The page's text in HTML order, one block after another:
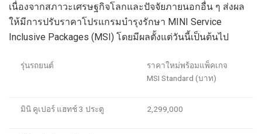
เนื่องจากสภาวะเศรษฐกิจโลกและปัจจัยภายนอกอื่น ๆ ส่งผล
ให้มีการปรับราคาโปรแกรมบำรุงรักษา MINI Service
Inclusive Packages (MSI) โดยมีผลตั้งแต่วันนี้เป็นต้นไป
รุ่นรถยนต์
ราคาใหม่พร้อมแพ็คเกจ
MSI Standard (บาท)
มินิ คูเปอร์ แฮทช์ 3 ประตู 2,299,000